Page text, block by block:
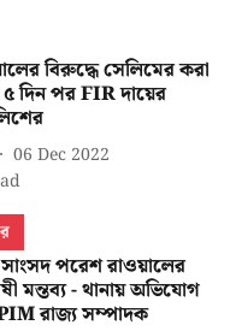
বিরুদ্ধে সেলিমের করা
দিন পর FIR দায়ের
06 Dec 2022
সাংসদ পরেশ রাওয়ালের
মন্তব্য - থানায় অভিযোগ
রাজ্য সম্পাদক